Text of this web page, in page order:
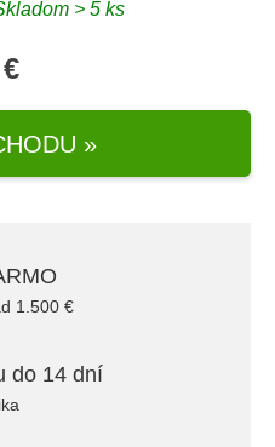
> 5 ks
»
1.500 €
do 14 dní